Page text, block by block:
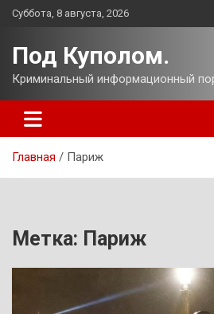
Перейти
Суббота, 8 августа, 2026
Под Куполом.
Криминальный информационный
Главная Париж
Метка: Париж